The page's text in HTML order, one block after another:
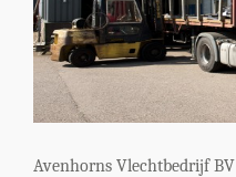
Avenhorns Vlechtbedrijf BV